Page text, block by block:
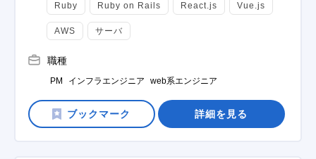
Ruby Ruby on Rails React.js Vue.js
AWS サーバ
職種
PM インフラエンジニア web系エンジニア
詳細を見る